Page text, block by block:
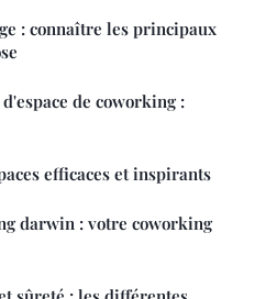
: connaître les principaux
de coworking :
efficaces et inspirants
darwin : votre coworking